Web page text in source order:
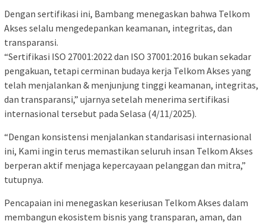
Dengan sertifikasi ini, Bambang menegaskan bahwa Telkom
Akses selalu mengedepankan keamanan, integritas, dan
transparansi.
“Sertifikasi ISO 27001:2022 dan ISO 37001:2016 bukan sekadar
pengakuan, tetapi cerminan budaya kerja Telkom Akses yang
telah menjalankan & menjunjung tinggi keamanan, integritas,
dan transparansi,” ujarnya setelah menerima sertifikasi
internasional tersebut pada Selasa (4/11/2025).
“Dengan konsistensi menjalankan standarisasi internasional
ini, Kami ingin terus memastikan seluruh insan Telkom Akses
berperan aktif menjaga kepercayaan pelanggan dan mitra,”
tutupnya.
Pencapaian ini menegaskan keseriusan Telkom Akses dalam
membangun ekosistem bisnis yang transparan, aman, dan